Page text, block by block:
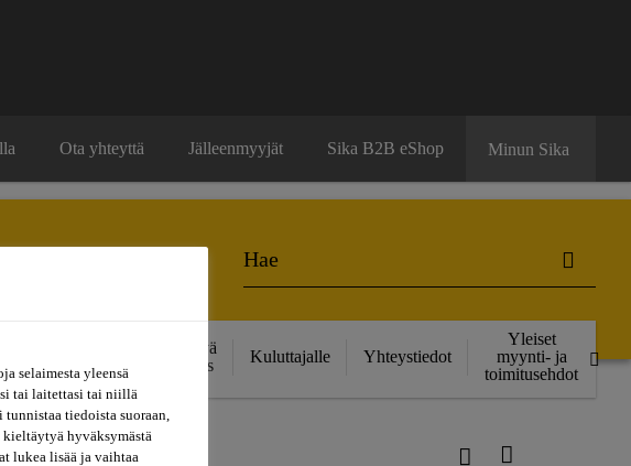
Ota yhteyttä Jälleenmyyjät Sika B2B eShop Minun Sika
meistä
Kestävä
kehitys
Kuluttajalle Yhteystiedot
Yleiset
myynti- ja
toimitusehdot
selaimesta yleensä
tai laitettasi tai niillä
tiedoista suoraan,
hyväksymästä
lukea lisää ja vaihtaa